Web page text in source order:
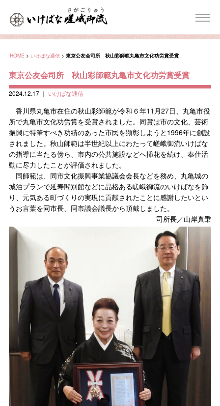
HOME > いけばな通信 > 東京公友会司所 秋山彩師範丸亀市文化功労賞受賞
東京公友会司所 秋山彩師範丸亀市文化功労賞受賞
2024.12.17｜ いけばな通信
香川県丸亀市在住の秋山彩師範が令和６年11月27日、丸亀市役
所で丸亀市文化功労賞を受賞されました。同賞は市の文化、芸術
振興に特筆すべき功績のあった市民を顕彰しようと1996年に創設
されました。秋山師範は半世紀以上にわたって嵯峨御流いけばな
の指導に当たる傍ら、市内の公共施設などへ挿花を続け、奉仕活
動に尽力したことが評価されました。
同師範は、同市文化振興事業協議会会長などを務め、丸亀城の
城泊プランで延寿閣別館などに品格ある嵯峨御流のいけばなを飾
り、元気ある町づくりの実現に貢献されたことに感謝したいとい
うお言葉を同市長、同市議会議長から頂戴しました。
司所長／山岸真乗